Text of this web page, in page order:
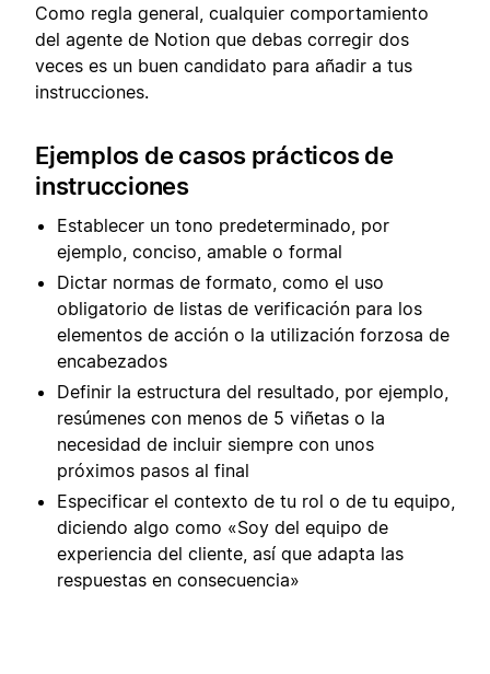
Como regla general, cualquier comportamiento
del agente de Notion que debas corregir dos
veces es un buen candidato para añadir a tus
instrucciones.
Ejemplos de casos prácticos de
instrucciones
Establecer un tono predeterminado, por
ejemplo, conciso, amable o formal
Dictar normas de formato, como el uso
obligatorio de listas de verificación para los
elementos de acción o la utilización forzosa de
encabezados
Definir la estructura del resultado, por ejemplo,
resúmenes con menos de 5 viñetas o la
necesidad de incluir siempre con unos
próximos pasos al final
Especificar el contexto de tu rol o de tu equipo,
diciendo algo como «Soy del equipo de
experiencia del cliente, así que adapta las
respuestas en consecuencia»